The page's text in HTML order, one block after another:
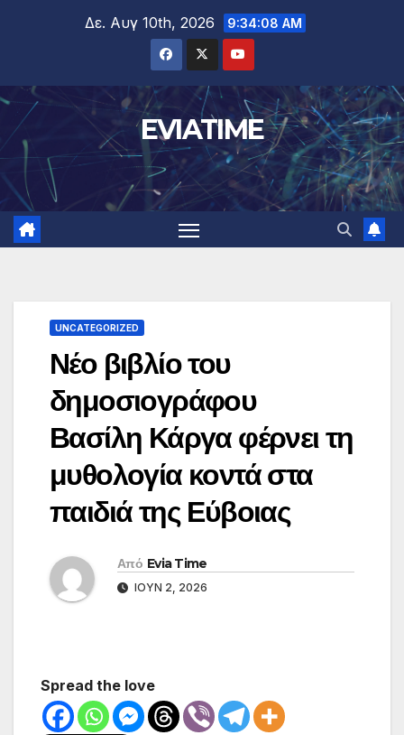
Δε. Αυγ 10th, 2026 9:34:08 AM
EVIATIME
UNCATEGORIZED
Νέο βιβλίο του
δημοσιογράφου
Βασίλη Κάργα φέρνει τη
μυθολογία κοντά στα
παιδιά της Εύβοιας
Από Evia Time
ΙΟΎΝ 2, 2026
Spread the love